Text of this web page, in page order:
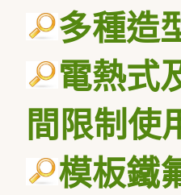
多種造
電熱式
間限制使
模板鐵